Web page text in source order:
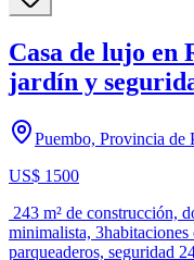
Casa de lujo en
jardín y
Puembo, Provincia de
US$ 1500
243 m² de construcción,
minimalista, 3habitaciones
parqueaderos, seguridad